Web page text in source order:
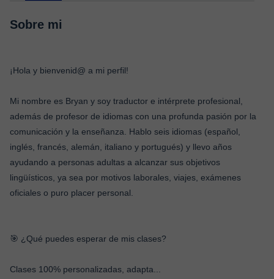
Sobre mi
¡Hola y bienvenid@ a mi perfil!
Mi nombre es Bryan y soy traductor e intérprete profesional,
además de profesor de idiomas con una profunda pasión por la
comunicación y la enseñanza. Hablo seis idiomas (español,
inglés, francés, alemán, italiano y portugués) y llevo años
ayudando a personas adultas a alcanzar sus objetivos
lingüísticos, ya sea por motivos laborales, viajes, exámenes
oficiales o puro placer personal.
🎯 ¿Qué puedes esperar de mis clases?
Clases 100% personalizadas, adapta